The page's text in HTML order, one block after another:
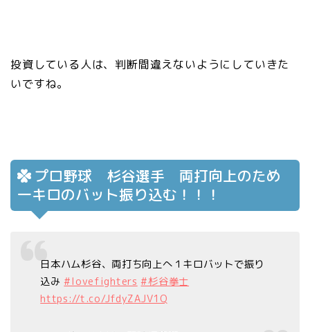
投資している人は、判断間違えないようにしていきた
いですね。
プロ野球 杉谷選手 両打向上のため
一キロのバット振り込む！！！
日本ハム杉谷、両打ち向上へ１キロバットで振り
込み #lovefighters #杉谷拳士
https://t.co/JfdyZAJV1Q